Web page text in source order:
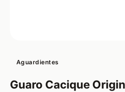
Aguardientes
Guaro Cacique